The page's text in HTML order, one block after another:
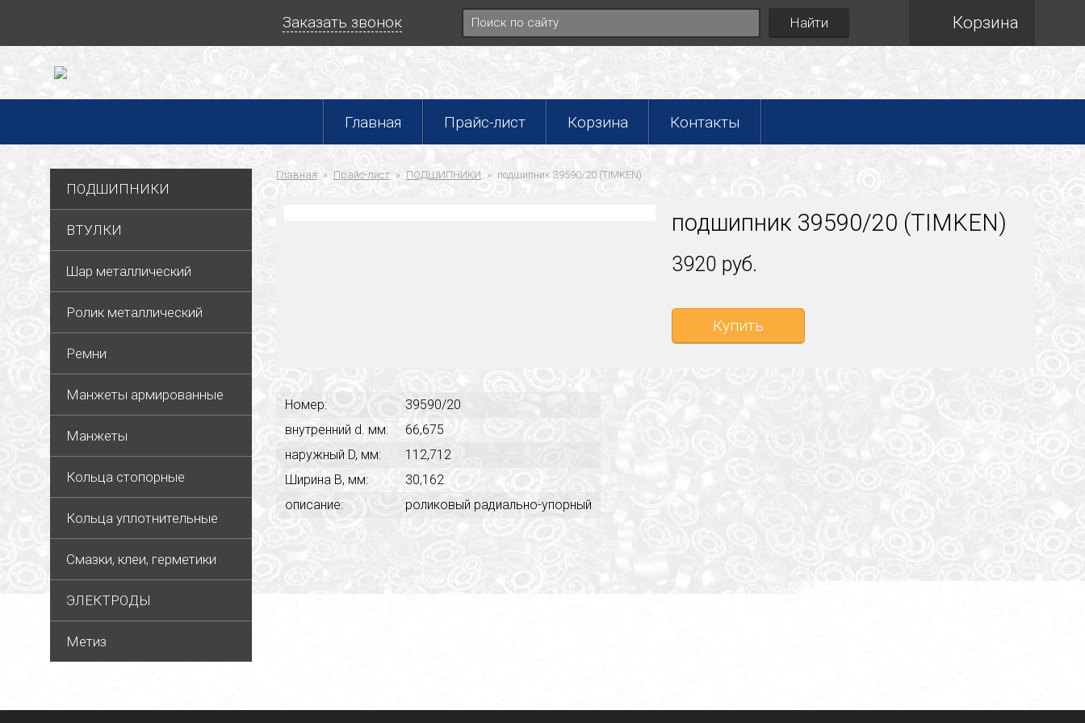
Заказать звонок Найти Корзина
Главная Прайс-лист Корзина Контакты
ПОДШИПНИКИ
ВТУЛКИ
Шар металлический
Ролик металлический
Ремни
Манжеты армированные
Манжеты
Кольца стопорные
Кольца уплотнительные
Смазки, клеи, герметики
ЭЛЕКТРОДЫ
Метиз
Главная Прайс-лист ПОДШИПНИКИ подшипник 39590/20 (TIMKEN)
подшипник 39590/20 (TIMKEN)
3920 руб.
Купить
Номер:
39590/20
внутренний d. мм:
66,675
наружный D, мм:
112,712
Ширина В, мм:
30,162
описание:
роликовый радиально-упорный